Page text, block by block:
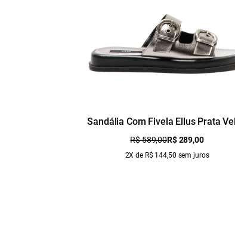
Sandália Com Fivela Ellus Prata
R$ 589,00R$ 289,00
2X de R$ 144,50 sem juros